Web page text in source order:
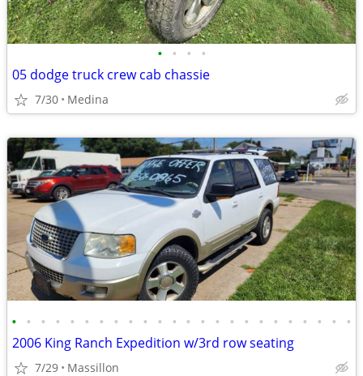
• • • •
05 dodge truck crew cab chassie
7/30 Medina
• • • • • • • • • • • • • • • • • • • • • • • •
2006 King Ranch Expedition w/3rd row seating
7/29 Massillon